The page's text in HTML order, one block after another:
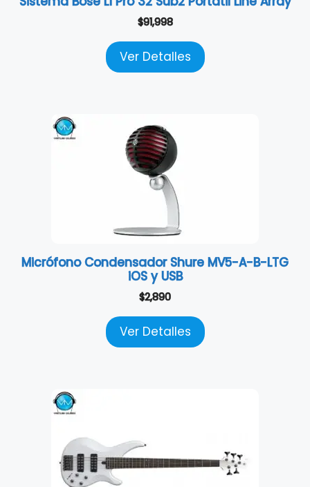
$91,998
Ver Detalles
Micrófono Condensador Shure MV5-A-B-LTG
iOS y USB
$2,890
Ver Detalles